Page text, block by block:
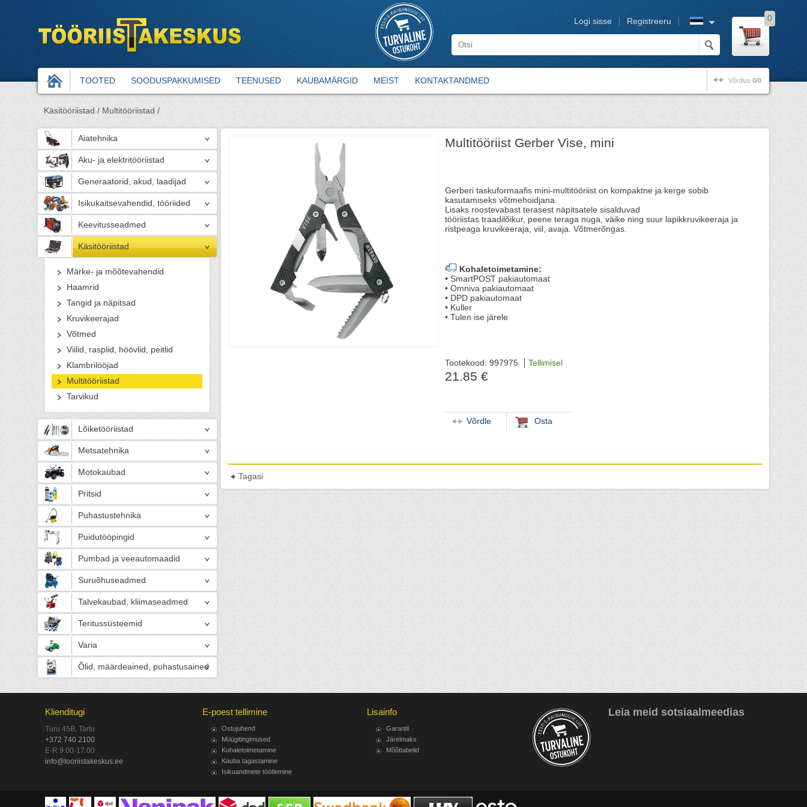
Registreeru
Logi sisse 0
TOOTED SOODUSPAKKUMISED TEENUSED KAUBAMÄRGID MEIST KONTAKTANDMED Võrdlus 0/0
Käsitööriistad / Multitööriistad /
Aiatehnika
Aku- ja elektritööriistad
Generaatorid, akud, laadijad
Isikukaitsevahendid, tööriided
Keevitusseadmed
Käsitööriistad
Märke- ja mõõtevahendid
Haamrid
Tangid ja näpitsad
Kruvikeerajad
Võtmed
Viilid, rasplid, höövlid, peitlid
Klambrilööjad
Multitööriistad
Tarvikud
Lõiketööriistad
Metsatehnika
Motokaubad
Pritsid
Puhastustehnika
Puidutööpingid
Pumbad ja veeautomaadid
Suruõhuseadmed
Talvekaubad, kliimaseadmed
Teritussüsteemid
Varia
Õlid, määrdeained, puhastusained
Multitööriist Gerber Vise, mini
Gerberi taskuformaafis mini-multitööriist on kompaktne ja kerge sobib
kasutamiseks võtmehoidjana.
Lisaks roostevabast terasest näpitsatele sisalduvad
tööriistas traadilõikur, peene teraga nuga, väike ning suur lapikkruvikeeraja ja
ristpeaga kruvikeeraja, viil, avaja. Võtmerõngas.
Kohaletoimetamine:
• SmartPOST pakiautomaat
• Omniva pakiautomaat
• DPD pakiautomaat
• Kuller
• Tulen ise järele
Tootekood: 997975 Tellimisel
21.85 €
Võrdle Osta
Tagasi
Klienditugi
Turu 45B, Tartu
+372 740 2100
E-R 9.00-17.00
info@tooriistakeskus.ee
E-poest tellimine
Ostujuhend
Müügitingimused
Kohaletoimetamine
Kauba tagastamine
Isikuandmete töötlemine
Lisainfo
Garantii
Järelmaks
Mõõttabelid
Leia meid sotsiaalmeedias